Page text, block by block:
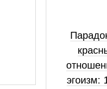
эгоизм: